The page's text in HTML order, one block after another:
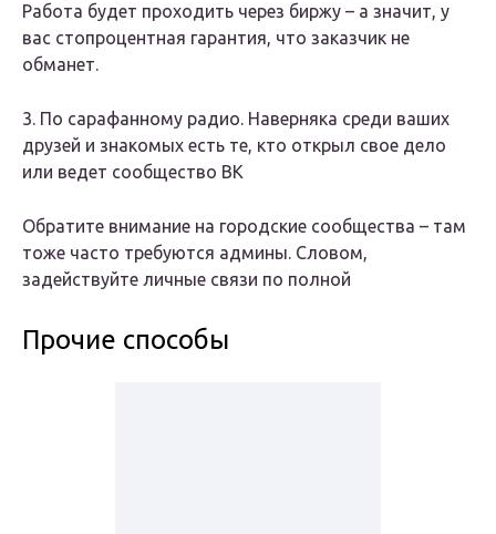
Работа будет проходить через биржу – а значит, у
вас стопроцентная гарантия, что заказчик не
обманет.
3. По сарафанному радио. Наверняка среди ваших
друзей и знакомых есть те, кто открыл свое дело
или ведет сообщество ВК
Обратите внимание на городские сообщества – там
тоже часто требуются админы. Словом,
задействуйте личные связи по полной
Прочие способы